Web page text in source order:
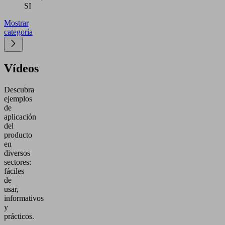
SI
Mostrar
categoría
Vídeos
Descubra
ejemplos
de
aplicación
del
producto
en
diversos
sectores:
fáciles
de
usar,
informativos
y
prácticos.